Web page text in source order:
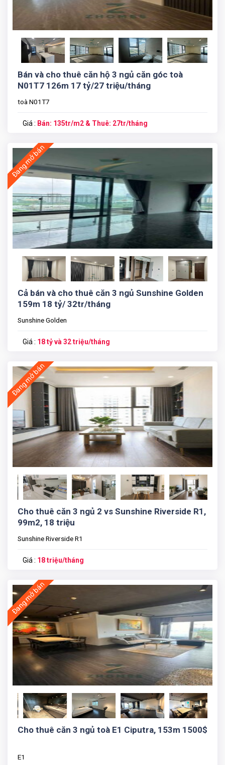
Bán và cho thuê căn hộ 3 ngủ căn góc toà
N01T7 126m 17 tỷ/27 triệu/tháng
toà N01T7
Giá : Bán: 135tr/m2 & Thuê: 27tr/tháng
Đang mở bán
Cả bán và cho thuê căn 3 ngủ Sunshine Golden
159m 18 tỷ/ 32tr/tháng
Sunshine Golden
Giá : 18 tỷ và 32 triệu/tháng
Đang mở bán
Cho thuê căn 3 ngủ 2 vs Sunshine Riverside R1,
99m2, 18 triệu
Sunshine Riverside R1
Giá : 18 triệu/tháng
Đang mở bán
Cho thuê căn 3 ngủ toà E1 Ciputra, 153m 1500$
E1